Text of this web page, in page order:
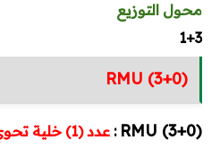
محول التوزيع
1+3
RMU (3+0)
(3+0) RMU
: